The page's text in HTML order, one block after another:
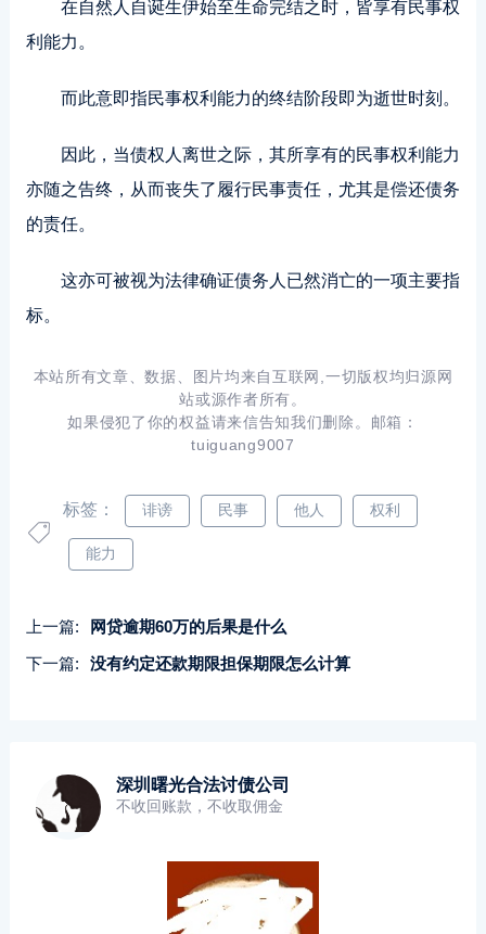
在自然人自诞生伊始至生命完结之时，皆享有民事权
利能力。
而此意即指民事权利能力的终结阶段即为逝世时刻。
因此，当债权人离世之际，其所享有的民事权利能力
亦随之告终，从而丧失了履行民事责任，尤其是偿还债务
的责任。
这亦可被视为法律确证债务人已然消亡的一项主要指
标。
本站所有文章、数据、图片均来自互联网,一切版权均归源网
站或源作者所有。
如果侵犯了你的权益请来信告知我们删除。邮箱：
tuiguang9007
标签： 诽谤 民事 他人 权利
能力
上一篇:
网贷逾期60万的后果是什么
下一篇:
没有约定还款期限担保期限怎么计算
深圳曙光合法讨债公司
不收回账款，不收取佣金